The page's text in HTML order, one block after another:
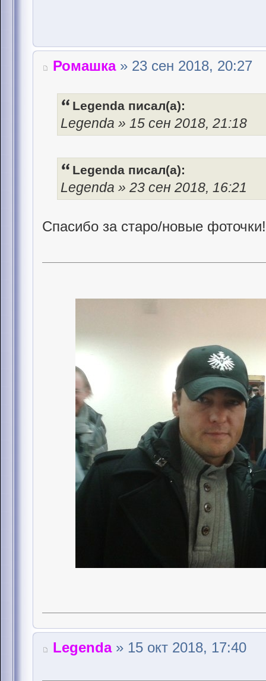
Ромашка» 23 сен 2018, 20:27
Legenda писал(а):
Legenda » 15 сен 2018, 21:18
Legenda писал(а):
Legenda » 23 сен 2018, 16:21
Спасибо за старо/новые
Legenda» 15 окт 2018, 17:40